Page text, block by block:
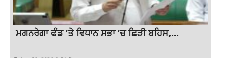
ਮਗਨਰੇਗਾ ਫੰਡ ‘ਤੇ ਵਿਧਾਨ ਸਭਾ ‘ਚ ਛਿੜੀ ਬਹਿਸ,...